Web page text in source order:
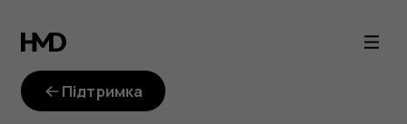
What
if Підтримка